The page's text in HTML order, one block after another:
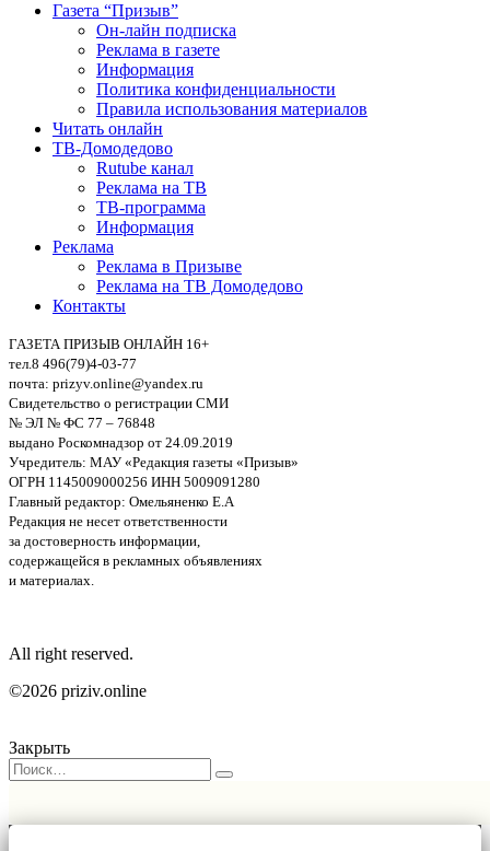
Газета “Призыв”
Он-лайн подписка
Реклама в газете
Информация
Политика конфиденциальности
Правила использования материалов
Читать онлайн
ТВ-Домодедово
Rutube канал
Реклама на ТВ
ТВ-программа
Информация
Реклама
Реклама в Призыве
Реклама на ТВ Домодедово
Контакты
ГАЗЕТА ПРИЗЫВ ОНЛАЙН 16+
тел.8 496(79)4-03-77
почта: prizyv.online@yandex.ru
Свидетельство о регистрации СМИ
№ ЭЛ № ФС 77 – 76848
выдано Роскомнадзор от 24.09.2019
Учредитель: МАУ «Редакция газеты «Призыв»
ОГРН 1145009000256 ИНН 5009091280
Главный редактор: Омельяненко Е.А
Редакция не несет ответственности
за достоверность информации,
содержащейся в рекламных объявлениях
и материалах.
All right reserved.
©2026 priziv.online
Закрыть